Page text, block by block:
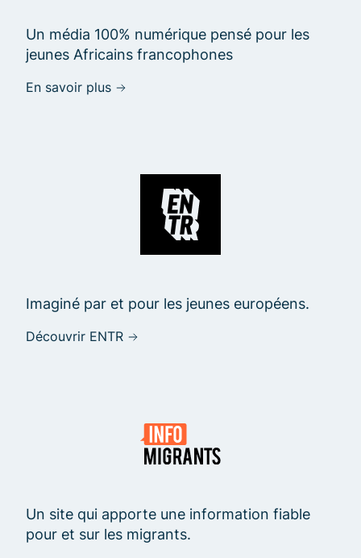
Un média 100% numérique pensé pour les
jeunes Africains francophones
En savoir plus
Imaginé par et pour les jeunes européens.
Découvrir ENTR
Un site qui apporte une information fiable
pour et sur les migrants.